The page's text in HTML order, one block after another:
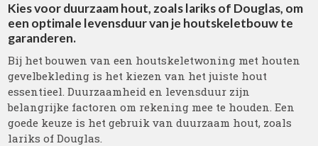
Kies voor duurzaam hout, zoals lariks of Douglas, om
een optimale levensduur van je houtskeletbouw te
garanderen.
Bij het bouwen van een houtskeletwoning met houten
gevelbekleding is het kiezen van het juiste hout
essentieel. Duurzaamheid en levensduur zijn
belangrijke factoren om rekening mee te houden. Een
goede keuze is het gebruik van duurzaam hout, zoals
lariks of Douglas.